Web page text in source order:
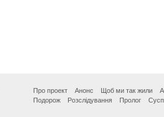
Про проект Анонс Щоб ми так жили
Подорож
Розслідування Пролог